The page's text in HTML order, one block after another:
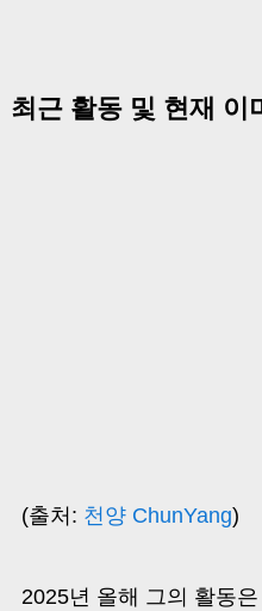
최근 활동 및 현재 이
(출처: 천양 ChunYang)
2025년 올해 그의 활동